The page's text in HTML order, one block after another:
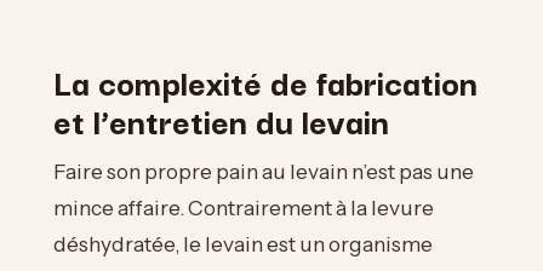
La complexité de fabrication
et l’entretien du levain
Faire son propre pain au levain n’est pas une
mince affaire. Contrairement à la levure
déshydratée, le levain est un organisme